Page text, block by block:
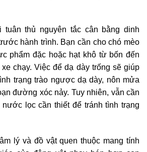
tuân thủ nguyên tắc cân bằng dinh
hành trình. Bạn cần cho chó mèo
phẩm đặc hoặc hạt khô từ bốn đến
chạy. Việc để dạ dày trống sẽ giúp
trạng trào ngược dạ dày, nôn mửa
đường xóc nảy. Tuy nhiên, vẫn cần
lọc cần thiết để tránh tình trạng
lý và đồ vật quen thuộc mang tính